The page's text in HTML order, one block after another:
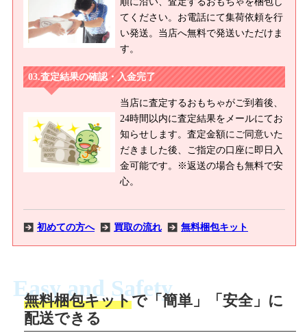
てください。お電話にて集荷依頼を行
い発送。当店へ無料で発送いただけま
す。
査定結果の確認・入金完了
当店に査定するおもちゃがご到着後、
24時間以内に査定結果をメールにてお
知らせします。査定金額にご同意いた
だきました後、ご指定の口座に即日入
金可能です。※返送の場合も無料で安
心。
初めての方へ 買取の流れ 無料梱包キット
商品撮影
LINEの友だち追加・査定画像を送信
Easy and Safety
無料梱包キットで「簡単」「安全」に
配送できる